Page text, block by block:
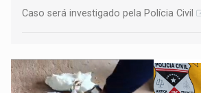
Caso será investigado pela Polícia Civil